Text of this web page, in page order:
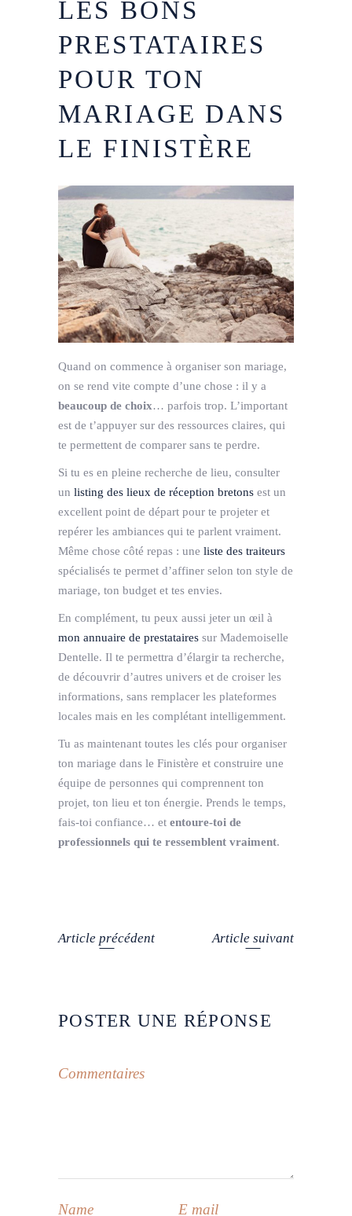
LES BONS
PRESTATAIRES
POUR TON
MARIAGE DANS
LE FINISTÈRE
Quand on commence à organiser son mariage,
on se rend vite compte d’une chose : il y a
beaucoup de choix… parfois trop. L’important
est de t’appuyer sur des ressources claires, qui
te permettent de comparer sans te perdre.
Si tu es en pleine recherche de lieu, consulter
un listing des lieux de réception bretons est un
excellent point de départ pour te projeter et
repérer les ambiances qui te parlent vraiment.
Même chose côté repas : une liste des traiteurs
spécialisés te permet d’affiner selon ton style de
mariage, ton budget et tes envies.
En complément, tu peux aussi jeter un œil à
mon annuaire de prestataires sur Mademoiselle
Dentelle. Il te permettra d’élargir ta recherche,
de découvrir d’autres univers et de croiser les
informations, sans remplacer les plateformes
locales mais en les complétant intelligemment.
Tu as maintenant toutes les clés pour organiser
ton mariage dans le Finistère et construire une
équipe de personnes qui comprennent ton
projet, ton lieu et ton énergie. Prends le temps,
fais-toi confiance… et entoure-toi de
professionnels qui te ressemblent vraiment.
Article précédent Article suivant
POSTER UNE RÉPONSE